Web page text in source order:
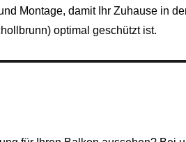
Montage, damit Ihr Zuhause in
) optimal geschützt ist.